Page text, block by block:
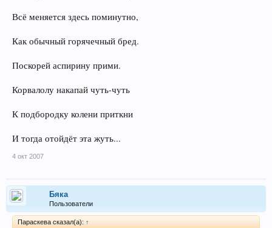
Мудрость опыта что нибудь значит!
Всё меняется здесь поминутно,
Как обычный горячечный бред.
Поскорей аспирину прими.
Корвалолу накапай чуть-чуть
К подбородку колени приткни
И тогда отойдёт эта жуть...
4 окт 2007
Бяка
Пользователи
Параскева сказал(а): ↑